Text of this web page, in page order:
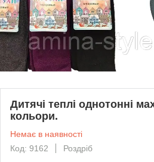
Дитячі теплі однотонні
кольори.
Немає в наявності
Код: 9162
Роздріб